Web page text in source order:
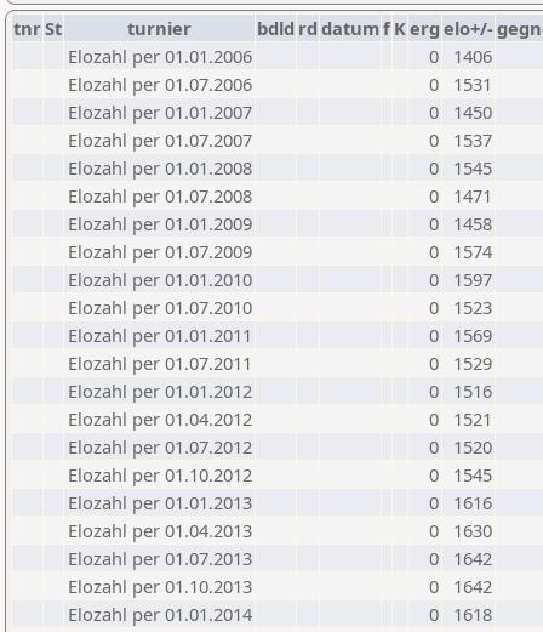
tnrSt turnier bdld rd datumf Kerg elo+/-
Elozahl per 01.01.2006
0
1406
Elozahl per 01.07.2006
0
1531
Elozahl per 01.01.2007
0
1450
Elozahl per 01.07.2007
0
1537
Elozahl per 01.01.2008
0
1545
Elozahl per 01.07.2008
0
1471
Elozahl per 01.01.2009
0
1458
Elozahl per 01.07.2009
0
1574
Elozahl per 01.01.2010
0
1597
Elozahl per 01.07.2010
0
1523
Elozahl per 01.01.2011
0
1569
Elozahl per 01.07.2011
0
1529
Elozahl per 01.01.2012
0
1516
Elozahl per 01.04.2012
0
1521
Elozahl per 01.07.2012
0
1520
Elozahl per 01.10.2012
0
1545
Elozahl per 01.01.2013
0
1616
Elozahl per 01.04.2013
0
1630
Elozahl per 01.07.2013
0
1642
Elozahl per 01.10.2013
0
1642
Elozahl per 01.01.2014
0
1618